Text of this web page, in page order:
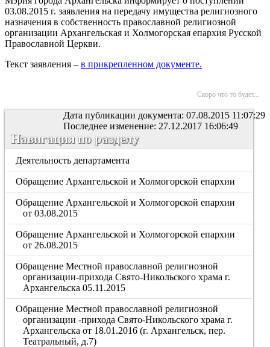
03.08.2015 г. заявления на передачу имущества религиозного
назначения в собственность православной религиозной
организации Архангельская и Холмогорская епархия Русской
Православной Церкви.
Текст заявления – в прикрепленном документе.
Скоро что то будет...
Дата публикации документа: 07.08.2015 11:07:29
Последнее изменение: 27.12.2017 16:06:49
Навигация по разделу
Деятельность департамента
Обращение Архангельской и Холмогорской епархии
Обращение Архангельской и Холмогорской епархии
от 03.08.2015
Обращение Архангельской и Холмогорской епархии
от 26.08.2015
Обращение Местной православной религиозной
организации-прихода Свято-Никольского храма г.
Архангельска 05.11.2015
Обращение Местной православной религиозной
организации -прихода Свято-Никольского храма г.
Архангельска от 18.01.2016 (г. Архангельск, пер.
Театральный, д.7)